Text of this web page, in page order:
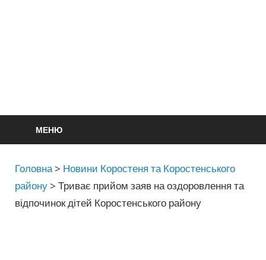
МЕНЮ
Головна > Новини Коростеня та Коростенського
району >Триває прийом заяв на оздоровлення та
відпочинок дітей Коростенського району